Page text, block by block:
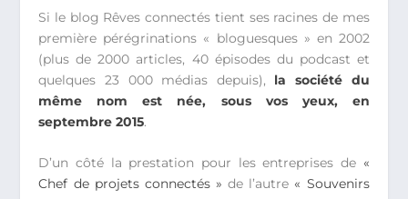
Si le blog Rêves connectés tient ses racines de mes
première pérégrinations « bloguesques » en 2002
(plus de 2000 articles, 40 épisodes du podcast et
quelques 23 000 médias depuis), la société du
même nom est née, sous vos yeux, en
septembre 2015.
D’un côté la prestation pour les entreprises de «
Chef de projets connectés » de l’autre « Souvenirs